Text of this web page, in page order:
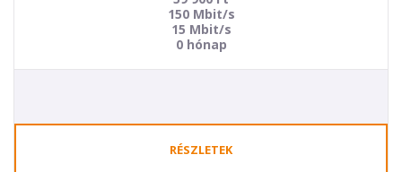
150 Mbit/s
15 Mbit/s
0 hónap
RÉSZLETEK